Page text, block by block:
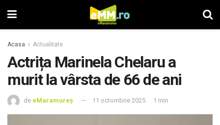
Acasa Actualitate
Actrița Marinela Chelaru a
murit la vârsta de 66 de ani
de eMaramureș 11 octombrie 2025 1 min